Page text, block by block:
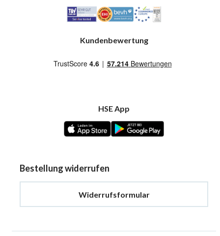
Kundenbewertung
HSE App
Bestellung widerrufen
Widerrufsformular